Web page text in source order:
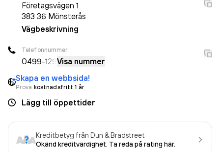
Företagsvägen 1
383 36 Mönsterås
Vägbeskrivning
Telefonnummer
0499-129Visa nummer
Skapa en webbsida!
Prova kostnadsfritt 1 år
Lägg till öppettider
Kreditbetyg från Dun & Bradstreet
Okänd kreditvärdighet. Ta reda på rating här.